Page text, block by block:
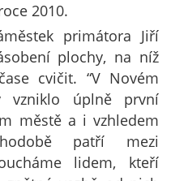
2010.
primátora Jiří
plochy, na níž
cvičit. “V Novém
vzniklo úplně první
městě a i vzhledem
patří mezi
lidem, kteří